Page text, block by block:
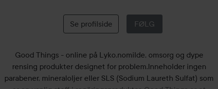
Se profilside FØLG
Good Things - online på Lyko.nomilde, omsorg og dype
rensing produkter designet for problem.Inneholder ingen
parabener, mineraloljer eller SLS (Sodium Laureth Sulfat) som